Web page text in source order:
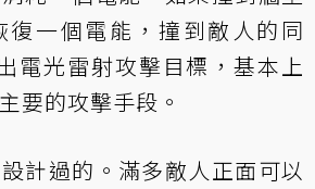
復一個電能，撞到敵人的同
電光雷射攻擊目標，基本上
要的攻擊手段。
計過的。滿多敵人正面可以